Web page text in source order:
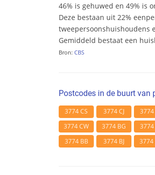
46% is gehuwed en 49% is
Deze bestaan uit 22%
tweepersoonshuishoudens
Gemiddeld bestaat een
Bron: CBS
Postcodes in de buurt van
3774 CS 3774 CJ 3774
3774 CW
3774 BG 3774
3774 BB
3774 BJ 3774